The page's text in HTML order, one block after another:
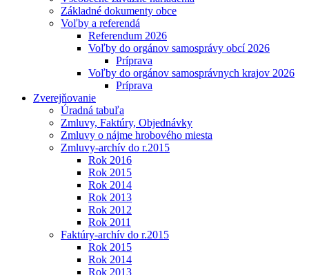
Základné dokumenty obce
Voľby a referendá
Referendum 2026
Voľby do orgánov samosprávy obcí 2026
Príprava
Voľby do orgánov samosprávnych krajov 2026
Príprava
Zverejňovanie
Úradná tabuľa
Zmluvy, Faktúry, Objednávky
Zmluvy o nájme hrobového miesta
Zmluvy-archív do r.2015
Rok 2016
Rok 2015
Rok 2014
Rok 2013
Rok 2012
Rok 2011
Faktúry-archív do r.2015
Rok 2015
Rok 2014
Rok 2013